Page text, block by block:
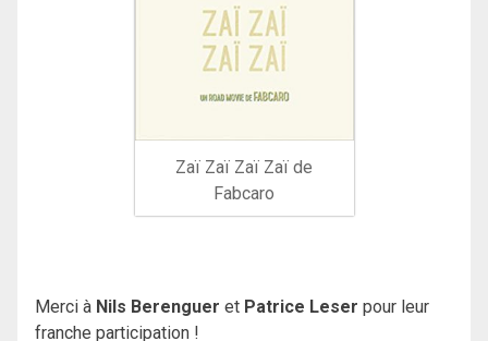
Zaï Zaï Zaï Zaï de
Fabcaro
Merci à Nils Berenguer et Patrice Leser pour leur
franche participation !